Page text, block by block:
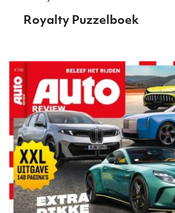
Royalty Puzzelboek